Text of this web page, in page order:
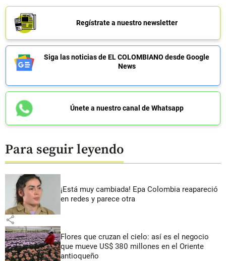
Regístrate a nuestro newsletter
Siga las noticias de EL COLOMBIANO desde Google
News
Únete a nuestro canal de Whatsapp
Para seguir leyendo
¡Está muy cambiada! Epa Colombia reapareció
en redes y parece otra
share
Flores que cruzan el cielo: así es el negocio
que mueve US$ 380 millones en el Oriente
antioqueño